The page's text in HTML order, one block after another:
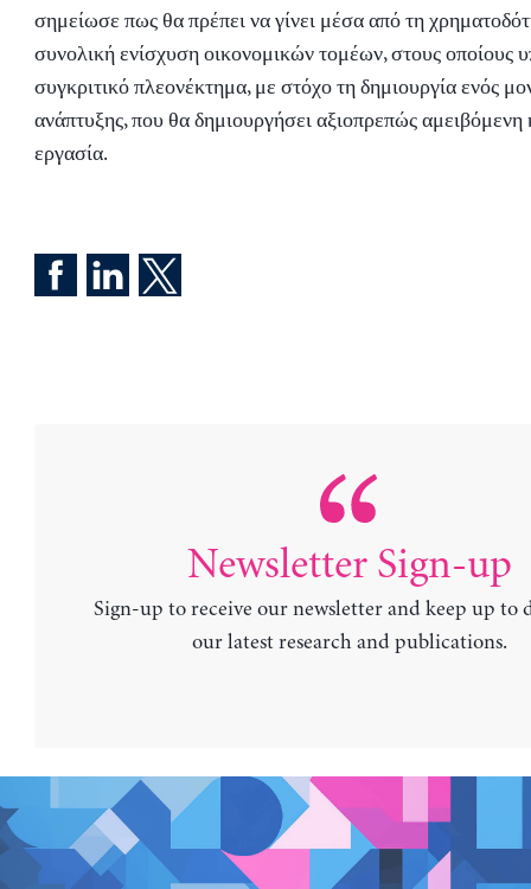
σημείωσε πως θα πρέπει να γίνει μέσα από τη
συνολική ενίσχυση οικονομικών τομέων, στους οποίους
συγκριτικό πλεονέκτημα, με στόχο τη δημιουργία ενός
ανάπτυξης, που θα δημιουργήσει αξιοπρεπώς αμειβόμενη
εργασία.
Newsletter Sign-up
Sign-up to receive our newsletter and keep up to
our latest research and publications.